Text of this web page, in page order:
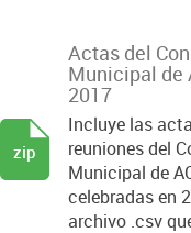
Actas del
Municipal de
2017
Incluye las
reuniones del
Municipal de
celebradas en
archivo .csv
zip